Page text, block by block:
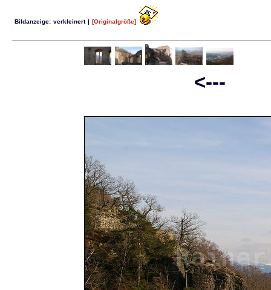
Bildanzeige: verkleinert | [Originalgröße]